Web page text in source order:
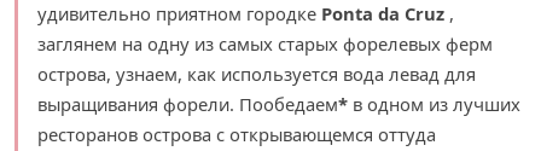
удивительно приятном городке Ponta da Cruz ,
заглянем на одну из самых старых форелевых ферм
острова, узнаем, как используется вода левад для
выращивания форели. Пообедаем* в одном из лучших
ресторанов острова с открывающемся оттуда